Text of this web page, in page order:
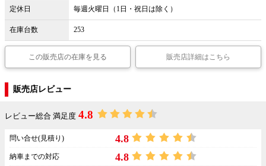
定休日 毎週火曜日（1日・祝日は除く）
在庫台数 253
この販売店の在庫を見る 販売店詳細はこちら
販売店レビュー
レビュー総合 満足度 4.8
問い合せ(見積り) 4.8
納車までの対応 4.8